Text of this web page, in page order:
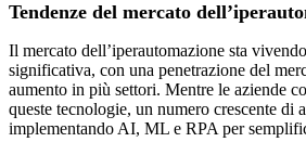
Tendenze del mercato
Il mercato dell’iperautomazione sta
significativa, con una penetrazione del
aumento in più settori. Mentre le aziende
queste tecnologie, un numero crescente di
implementando AI, ML e RPA per